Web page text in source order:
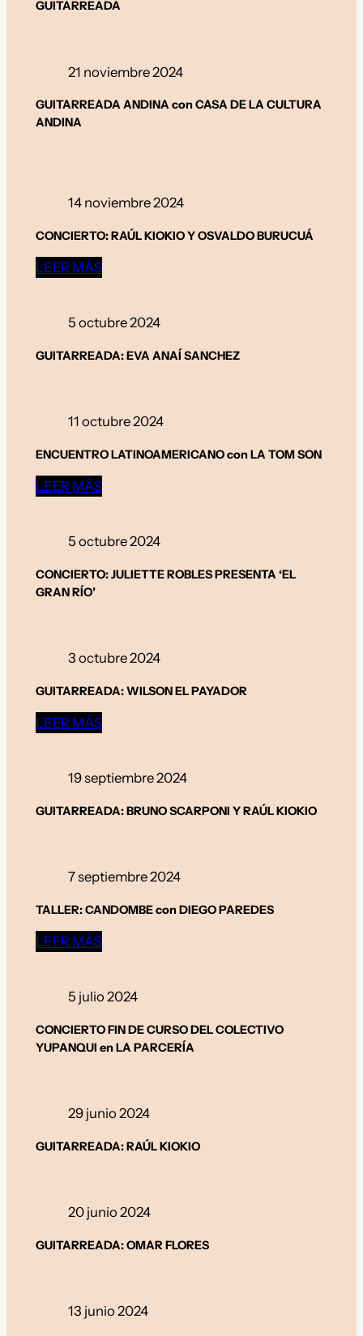
GUITARREADA
21 noviembre 2024
GUITARREADA ANDINA con CASA DE LA CULTURA
ANDINA
14 noviembre 2024
CONCIERTO: RAÚL KIOKIO Y OSVALDO BURUCUÁ
LEER MÁS
5 octubre 2024
GUITARREADA: EVA ANAÍ SANCHEZ
11 octubre 2024
ENCUENTRO LATINOAMERICANO con LA TOM SON
LEER MÁS
5 octubre 2024
CONCIERTO: JULIETTE ROBLES PRESENTA ‘EL
GRAN RÍO’
3 octubre 2024
GUITARREADA: WILSON EL PAYADOR
LEER MÁS
19 septiembre 2024
GUITARREADA: BRUNO SCARPONI Y RAÚL KIOKIO
7 septiembre 2024
TALLER: CANDOMBE con DIEGO PAREDES
LEER MÁS
5 julio 2024
CONCIERTO FIN DE CURSO DEL COLECTIVO
YUPANQUI en LA PARCERÍA
29 junio 2024
GUITARREADA: RAÚL KIOKIO
20 junio 2024
GUITARREADA: OMAR FLORES
13 junio 2024